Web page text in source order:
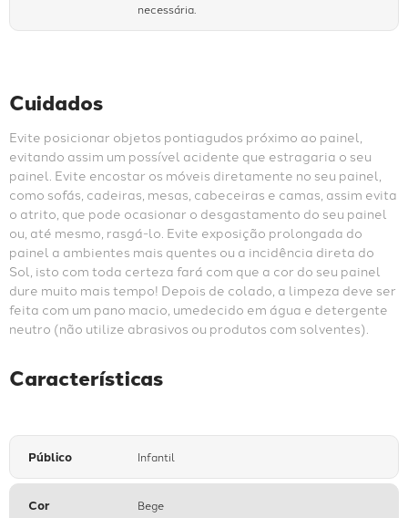
necessária.
Cuidados
Evite posicionar objetos pontiagudos próximo ao painel,
evitando assim um possível acidente que estragaria o seu
painel. Evite encostar os móveis diretamente no seu painel,
como sofás, cadeiras, mesas, cabeceiras e camas, assim evita
o atrito, que pode ocasionar o desgastamento do seu painel
ou, até mesmo, rasgá-lo. Evite exposição prolongada do
painel a ambientes mais quentes ou a incidência direta do
Sol, isto com toda certeza fará com que a cor do seu painel
dure muito mais tempo! Depois de colado, a limpeza deve ser
feita com um pano macio, umedecido em água e detergente
neutro (não utilize abrasivos ou produtos com solventes).
Características
Público Infantil
Cor Bege